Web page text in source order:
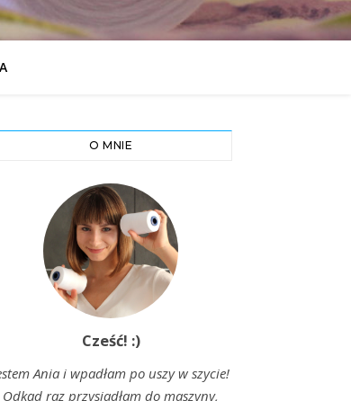
O MNIE
Cześć! :)
Ania i wpadłam po uszy w szycie!
Odkąd raz przysiadłam do maszyny,